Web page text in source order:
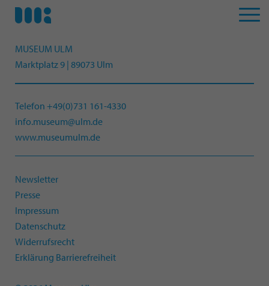
MUSEUM ULM
Marktplatz 9 | 89073 Ulm
Telefon +49(0)731 161-4330
info.museum@ulm.de
www.museumulm.de
Newsletter
Presse
Impressum
Datenschutz
Widerrufsrecht
Erklärung Barrierefreiheit